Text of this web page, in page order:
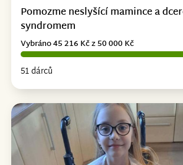
Pomozme neslyšící mamince a
syndromem
51 dárců
Vybráno 45 216 Kč z 50 000 Kč